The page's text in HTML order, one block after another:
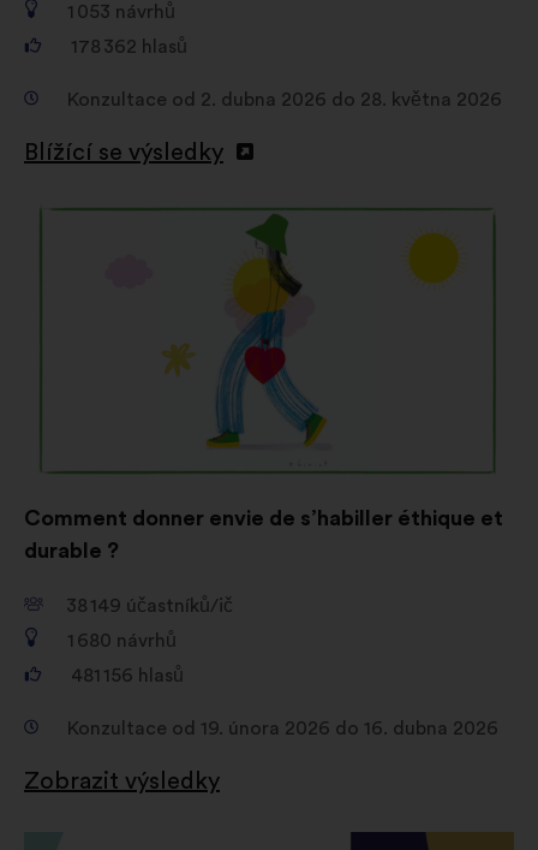
1 053 návrhů
178 362 hlasů
Konzultace od 2. dubna 2026 do 28. května 2026
Blížící se výsledky
Comment donner envie de s’habiller éthique et
durable ?
38 149 účastníků/ič
1 680 návrhů
481 156 hlasů
Konzultace od 19. února 2026 do 16. dubna 2026
Zobrazit výsledky